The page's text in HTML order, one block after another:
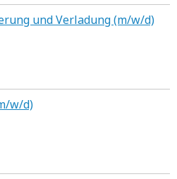
und Verladung (m/w/d)
w/d)